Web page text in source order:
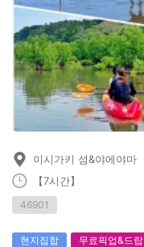
이시가키 섬&야에야마
【7시간】
46901
현지집합 무료픽업&드랍